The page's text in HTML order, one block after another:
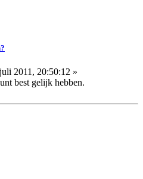
2011, 20:50:12 »
best gelijk hebben.